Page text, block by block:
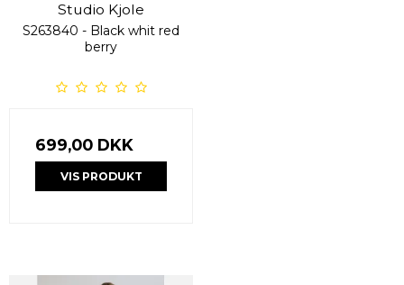
Studio Kjole
S263840 - Black whit red
berry
699,00 DKK
VIS PRODUKT